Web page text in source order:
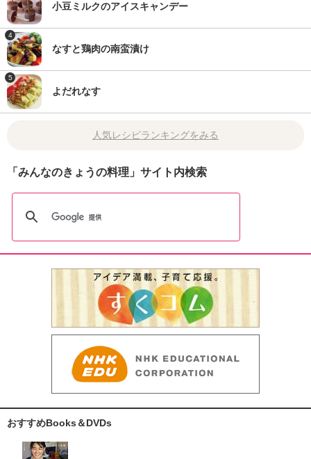
小豆ミルクのアイスキャンデー
4
なすと鶏肉の南蛮漬け
5
よだれなす
人気レシピランキングをみる
「みんなのきょうの料理」サイト内検索
おすすめBooks＆DVDs